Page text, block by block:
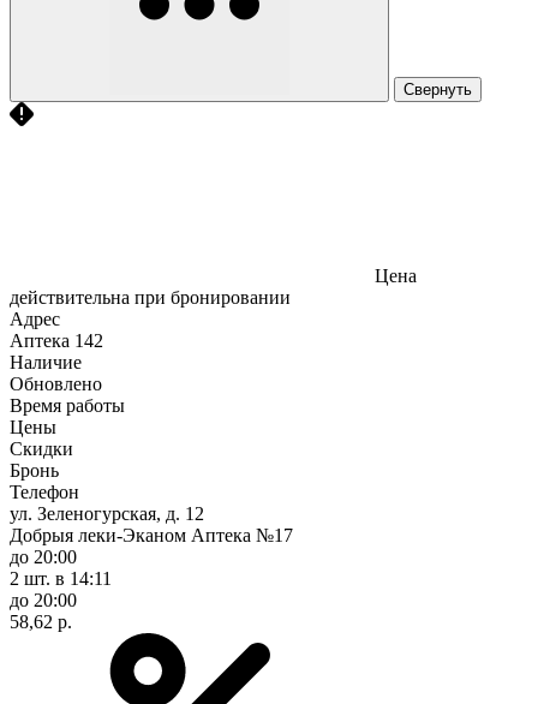
Свернуть
Цена
действительна при бронировании
Адрес
Аптека 142
Наличие
Обновлено
Время работы
Цены
Скидки
Бронь
Телефон
ул. Зеленогурская, д. 12
Добрыя леки-Эканом Аптека №17
до 20:00
2 шт. в 14:11
до 20:00
58,62 р.